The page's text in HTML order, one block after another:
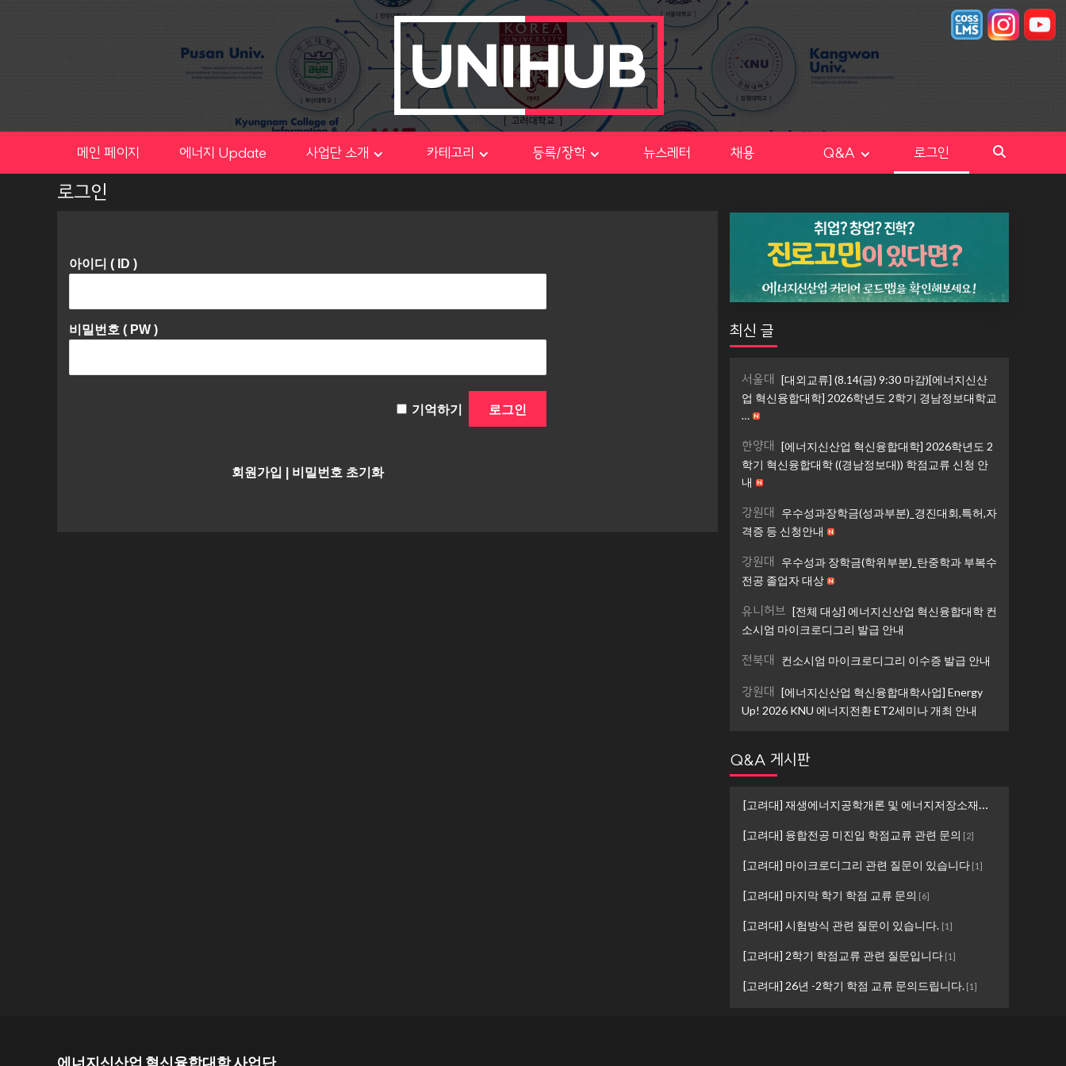
메인 페이지 에너지 Update 사업단 소개 카테고리 등록/장학 뉴스레터 채용 Q&A 로그인
로그인
아이디 ( ID )
비밀번호 ( PW )
기억하기
회원가입 비밀번호 초기화
최신 글
서울대
[대외교류] (8.14(금) 9:30 마감)[에너지신산
업 혁신융합대학] 2026학년도 2학기 경남정보대학교
…
한양대
[에너지신산업 혁신융합대학] 2026학년도 2
학기 혁신융합대학 ((경남정보대)) 학점교류 신청 안
내
강원대
우수성과장학금(성과부분)_경진대회,특허,자
격증 등 신청안내
강원대
우수성과 장학금(학위부분)_탄중학과 부복수
전공 졸업자 대상
유니허브 [전체 대상] 에너지신산업 혁신융합대학 컨
소시엄 마이크로디그리 발급 안내
전북대 컨소시엄 마이크로디그리 이수증 발급 안내
강원대
[에너지신산업 혁신융합대학사업] Energy
Up! 2026 KNU 에너지전환 ET2세미나 개최 안내
Q&A 게시판
[고려대] 재생에너지공학개론 및 에너지저장소재설계 ...
[고려대] 융합전공 미진입 학점교류 관련 문의 [2]
[고려대] 마이크로디그리 관련 질문이 있습니다[1]
[고려대] 마지막 학기 학점 교류 문의 [6]
[고려대] 시험방식 관련 질문이 있습니다. [1]
[고려대] 2학기 학점교류 관련 질문입니다[1]
[고려대] 26년 -2학기 학점 교류 문의드립니다.[1]
에너지신산업 혁신융합대학 사업단